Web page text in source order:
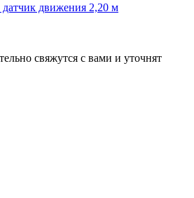
движения 2,20 м
свяжутся с вами и уточнят